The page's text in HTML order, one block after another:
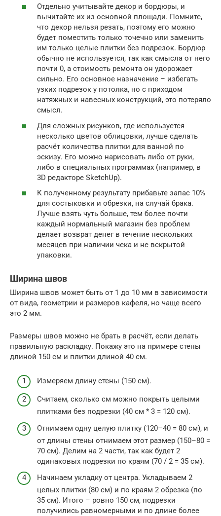
Отдельно учитывайте декор и бордюры, и
вычитайте их из основной площади. Помните,
что декор нельзя резать, поэтому его можно
будет поместить только точечно или заменить
им только целые плитки без подрезок. Бордюр
обычно не используется, так как смысла от него
почти 0, а стоимость ремонта он удорожает
сильно. Его основное назначение – избегать
узких подрезок у потолка, но с приходом
натяжных и навесных конструкций, это потеряло
смысл.
Для сложных рисунков, где используется
несколько цветов облицовки, лучше сделать
расчёт количества плитки для ванной по
эскизу. Его можно нарисовать либо от руки,
либо в специальных программах (например, в
3D редакторе SketchUp).
К полученному результату прибавьте запас 10%
для состыковки и обрезки, на случай брака.
Лучше взять чуть больше, тем более почти
каждый нормальный магазин без проблем
делает возврат денег в течение нескольких
месяцев при наличии чека и не вскрытой
упаковки.
Ширина швов
Ширина швов может быть от 1 до 10 мм в зависимости
от вида, геометрии и размеров кафеля, но чаще всего
это 2 мм.
Размеры швов можно не брать в расчёт, если делать
правильную раскладку. Покажу это на примере стены
длиной 150 см и плитки длиной 40 см.
Измеряем длину стены (150 см).
Считаем, сколько см можно покрыть целыми
плитками без подрезки (40 см * 3 = 120 см).
Отнимаем одну целую плитку (120–40 = 80 см), и
от длины стены отнимаем этот размер (150–80 =
70 см). Делим на 2 части, так как будет 2
одинаковых подрезки по краям (70 / 2 = 35 см).
Начинаем укладку от центра. Укладываем 2
целых плитки (80 см) и по краям 2 обрезка (по
35 см). Итого – ровно 150 см, подрезки
получились равномерными и по длине более